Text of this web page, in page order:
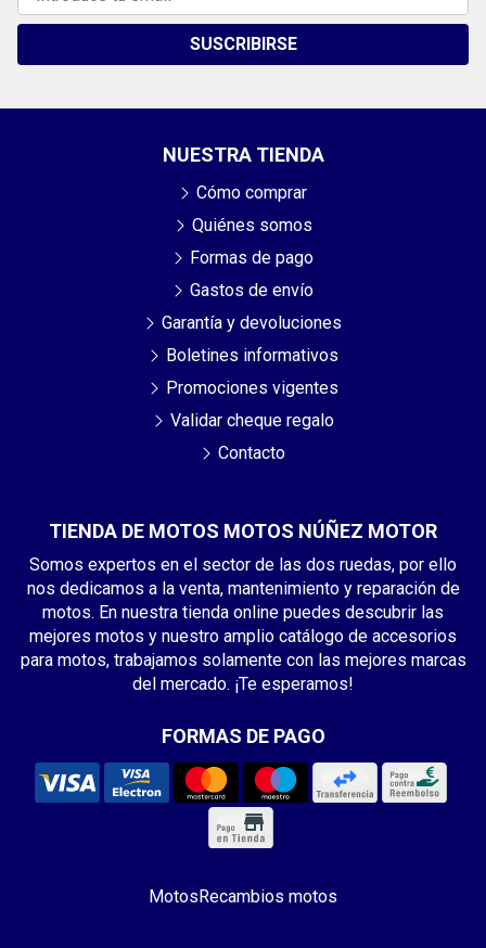
SUSCRIBIRSE
TIENDA DE MOTOS MOTOS NÚÑEZ MOTOR
Somos expertos en el sector de las dos ruedas, por ello
nos dedicamos a la venta, mantenimiento y reparación de
motos. En nuestra tienda online puedes descubrir las
mejores motos y nuestro amplio catálogo de accesorios
para motos, trabajamos solamente con las mejores marcas
del mercado. ¡Te esperamos!
FORMAS DE PAGO
NUESTRA TIENDA
Cómo comprar
Quiénes somos
Formas de pago
Gastos de envío
Garantía y devoluciones
Boletines informativos
Promociones vigentes
Validar cheque regalo
Contacto
MotosRecambios motos